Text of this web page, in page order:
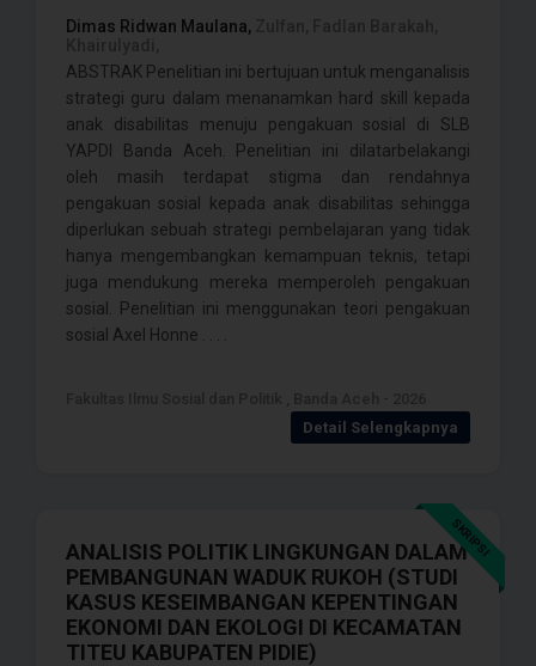
Dimas Ridwan Maulana,
ABSTRAK Penelitian ini bertujuan untuk menganalisis
strategi guru dalam menanamkan hard skill kepada
anak disabilitas menuju pengakuan sosial di SLB
YAPDI Banda Aceh. Penelitian ini dilatarbelakangi
oleh masih terdapat stigma dan rendahnya
pengakuan sosial kepada anak disabilitas sehingga
diperlukan sebuah strategi pembelajaran yang tidak
hanya mengembangkan kemampuan teknis, tetapi
juga mendukung mereka memperoleh pengakuan
sosial. Penelitian ini menggunakan teori pengakuan
sosial Axel Honne . . . .
Detail Selengkapnya
SKRIPSI
ANALISIS POLITIK LINGKUNGAN DALAM
PEMBANGUNAN WADUK RUKOH (STUDI
KASUS KESEIMBANGAN KEPENTINGAN
EKONOMI DAN EKOLOGI DI KECAMATAN
TITEU KABUPATEN PIDIE)